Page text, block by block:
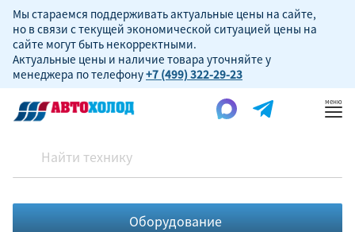
Мы стараемся поддерживать актуальные цены на сайте,
но в связи с текущей экономической ситуацией цены на
сайте могут быть некорректными.
Актуальные цены и наличие товара уточняйте у
менеджера по телефону+7 (499) 322-29-23
Оборудование